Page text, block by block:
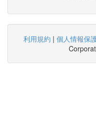
利用規約 | 個人情報保